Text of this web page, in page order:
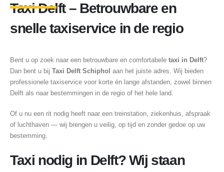
Taxi Delft – Betrouwbare en
snelle taxiservice in de regio
Bent u op zoek naar een betrouwbare en comfortabele taxi in Delft?
Dan bent u bij Taxi Delft Schiphol aan het juiste adres. Wij bieden
professionele taxiservice voor korte én lange afstanden, zowel binnen
Delft als naar bestemmingen in de regio of het hele land.
Of u nu een rit nodig heeft naar een treinstation, ziekenhuis, afspraak
of luchthaven — wij brengen u veilig, op tijd en zonder gedoe op uw
bestemming.
Taxi nodig in Delft? Wij staan